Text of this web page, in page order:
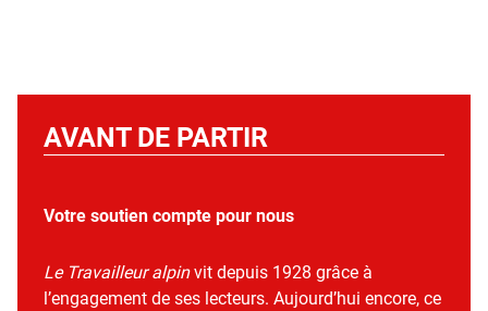
AVANT DE PARTIR
Votre soutien compte pour nous
Le Travailleur alpinvit depuis 1928 grâce à
l’engagement de ses lecteurs. Aujourd’hui encore, ce